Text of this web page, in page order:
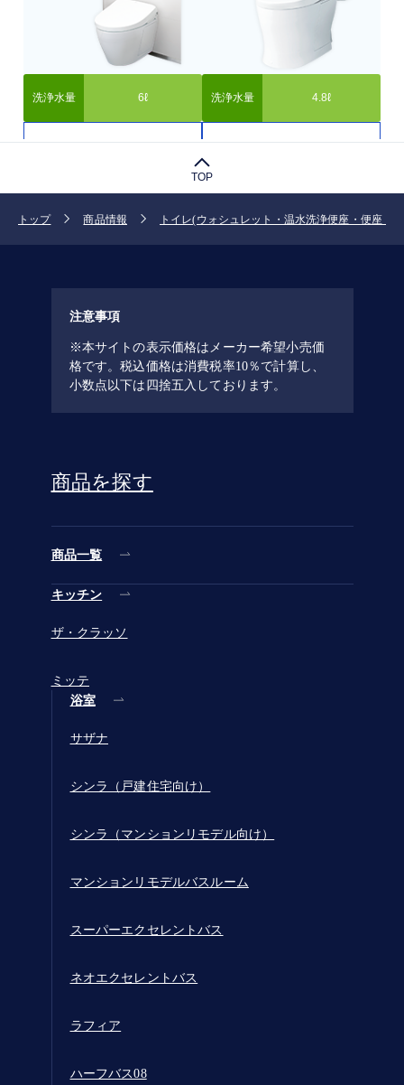
TOP
トップ 商品情報 トイレ(ウォシュレット・温水洗浄便座・便座・
注意事項
※本サイトの表示価格はメーカー希望小売価
格です。税込価格は消費税率10％で計算し、
小数点以下は四捨五入しております。
商品を探す
商品一覧
キッチン
ザ・クラッソ
ミッテ
浴室
サザナ
シンラ（戸建住宅向け）
シンラ（マンションリモデル向け）
マンションリモデルバスルーム
スーパーエクセレントバス
ネオエクセレントバス
ラフィア
ハーフバス08